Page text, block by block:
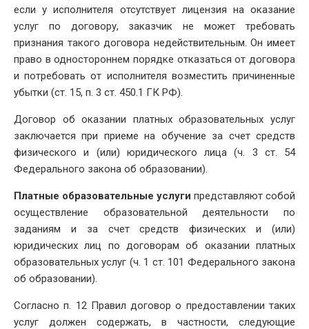
если у исполнителя отсутствует лицензия на оказание
услуг по договору, заказчик не может требовать
признания такого договора недействительным. Он имеет
право в одностороннем порядке отказаться от договора
и потребовать от исполнителя возместить причиненные
убытки (ст. 15, п. 3 ст. 450.1 ГК РФ).
Договор об оказании платных образовательных услуг
заключается при приеме на обучение за счет средств
физического и (или) юридического лица (ч. 3 ст. 54
Федерального закона об образовании).
Платные образовательные услуги представляют собой
осуществление образовательной деятельности по
заданиям и за счет средств физических и (или)
юридических лиц по договорам об оказании платных
образовательных услуг (ч. 1 ст. 101 Федерального закона
об образовании).
Согласно п. 12 Правил договор о предоставлении таких
услуг должен содержать, в частности, следующие